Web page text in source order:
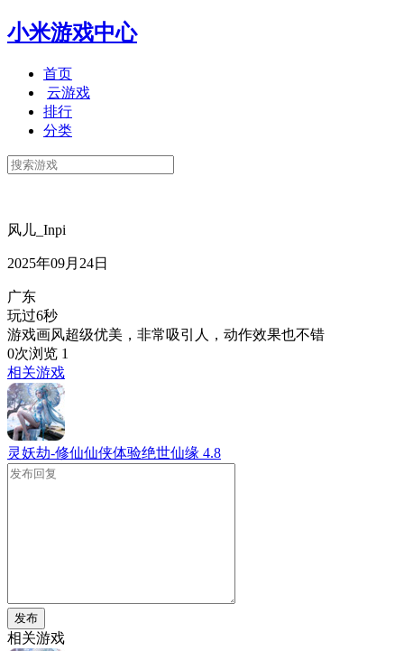
小米游戏中心
首页
云游戏
排行
分类
风儿_Inpi
2025年09月24日
广东
玩过6秒
游戏画风超级优美，非常吸引人，动作效果也不错
0次浏览 1
相关游戏
灵妖劫-修仙仙侠体验绝世仙缘 4.8
发布
相关游戏